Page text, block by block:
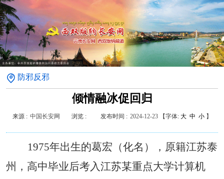
防邪反邪
倾情融冰促回归
来源 : 中国长安网 浏览 : 发布时间 : 2024-12-23【字体: 大 中 小 】
1975年出生的葛宏（化名），原籍江苏泰
州，高中毕业后考入江苏某重点大学计算机